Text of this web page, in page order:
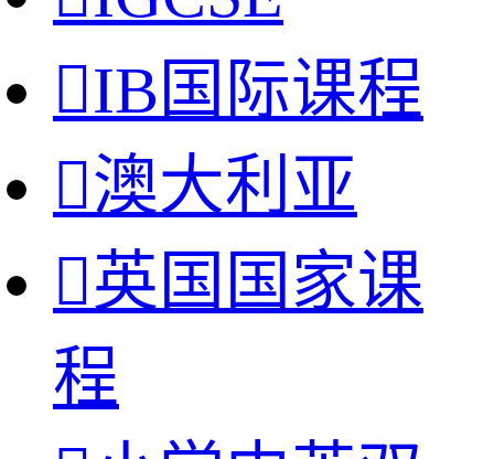
IB国际课程
澳大利亚
英国国家课
程